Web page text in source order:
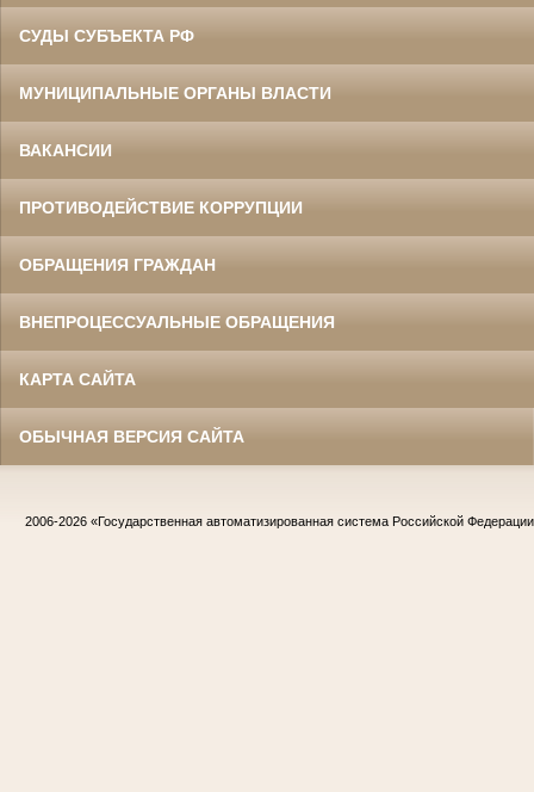
СУДЫ СУБЪЕКТА РФ
МУНИЦИПАЛЬНЫЕ ОРГАНЫ ВЛАСТИ
ВАКАНСИИ
ПРОТИВОДЕЙСТВИЕ КОРРУПЦИИ
ОБРАЩЕНИЯ ГРАЖДАН
ВНЕПРОЦЕССУАЛЬНЫЕ ОБРАЩЕНИЯ
КАРТА САЙТА
ОБЫЧНАЯ ВЕРСИЯ САЙТА
2006-2026 «Государственная автоматизированная система Российской